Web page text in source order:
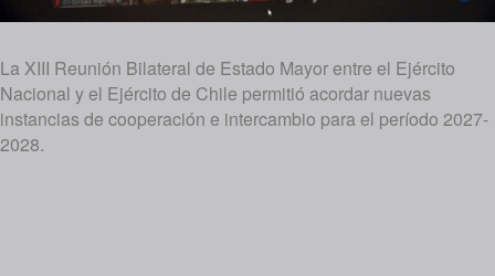
La XIII Reunión Bilateral de Estado Mayor entre el Ejército
Nacional y el Ejército de Chile permitió acordar nuevas
instancias de cooperación e intercambio para el período 2027-
2028.